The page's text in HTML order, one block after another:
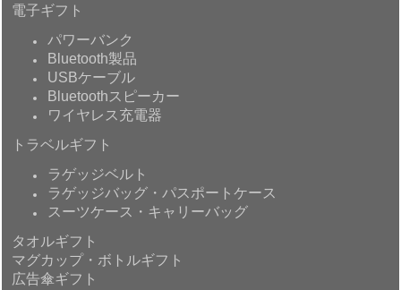
電子ギフト
パワーバンク
Bluetooth製品
USBケーブル
Bluetoothスピーカー
ワイヤレス充電器
トラベルギフト
ラゲッジベルト
ラゲッジバッグ・パスポートケース
スーツケース・キャリーバッグ
タオルギフト
マグカップ・ボトルギフト
広告傘ギフト